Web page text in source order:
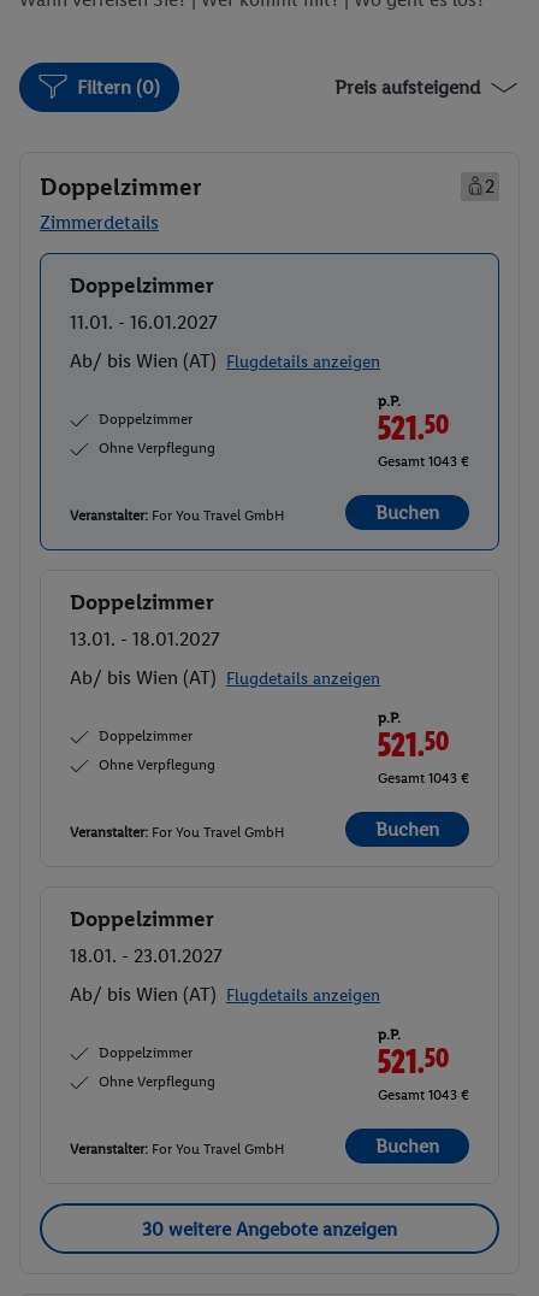
Filtern (0) Preis aufsteigend
Doppelzimmer
2
Zimmerdetails
Buchen
Doppelzimmer
11.01. - 16.01.2027
Ab/ bis Wien (AT) Flugdetails anzeigen
Doppelzimmer
Ohne Verpflegung
p.P.
521.50
Gesamt 1043 €
Veranstalter: For You Travel GmbH Buchen
Buchen
Doppelzimmer
13.01. - 18.01.2027
Ab/ bis Wien (AT) Flugdetails anzeigen
Doppelzimmer
Ohne Verpflegung
p.P.
521.50
Gesamt 1043 €
Veranstalter: For You Travel GmbH Buchen
Buchen
Doppelzimmer
18.01. - 23.01.2027
Ab/ bis Wien (AT) Flugdetails anzeigen
Doppelzimmer
Ohne Verpflegung
p.P.
521.50
Gesamt 1043 €
Veranstalter: For You Travel GmbH Buchen
30 weitere Angebote anzeigen